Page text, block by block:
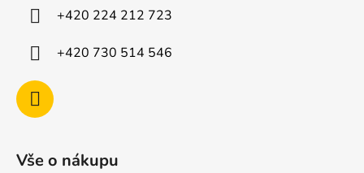
+420 224 212 723
+420 730 514 546
Vše o nákupu